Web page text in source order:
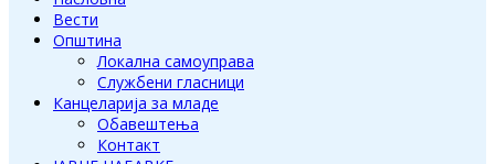
Вести
Општина
Локална самоуправа
Службени гласници
Канцеларија за младе
Обавештења
Контакт